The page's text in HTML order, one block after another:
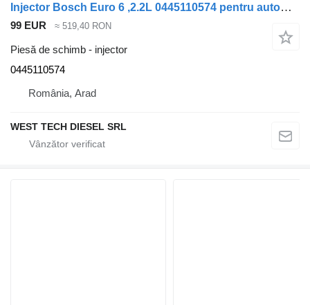
Injector Bosch Euro 6 ,2.2L 0445110574 pentru automobil Mercedes-Benz V Class, Vito
99 EUR ≈ 519,40 RON
Piesă de schimb - injector
0445110574
România, Arad
WEST TECH DIESEL SRL